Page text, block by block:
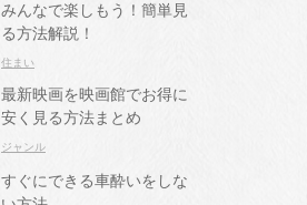
みんなで楽しもう！簡単見
る方法解説！
住まい
最新映画を映画館でお得に
安く見る方法まとめ
ジャンル
すぐにできる車酔いをしな